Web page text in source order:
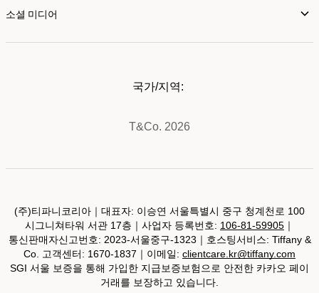
소셜 미디어
T&Co. 2026
국가/지역:
(주)티파니코리아｜대표자: 이승연 서울특별시 중구 청계천로 100
시그니쳐타워 서관 17층｜사업자 등록번호: 106-81-59905 ｜
통신판매자신고번호: 2023-서울중구-1323｜호스팅서비스: Tiffany &
Co. 고객센터: 1670-1837｜이메일: clientcare.kr@tiffany.com
SGI 서울 보증을 통해 가입한 지급보증보험으로 안전한 카카오 페이
거래를 보장하고 있습니다.